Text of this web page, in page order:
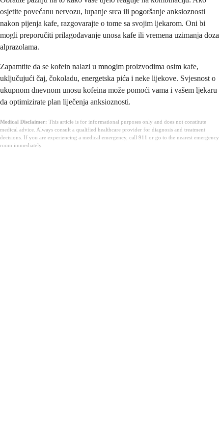
osjetite povećanu nervozu, lupanje srca ili pogoršanje anksioznosti
nakon pijenja kafe, razgovarajte o tome sa svojim ljekarom. Oni bi
mogli preporučiti prilagođavanje unosa kafe ili vremena uzimanja doza
alprazolama.
Zapamtite da se kofein nalazi u mnogim proizvodima osim kafe,
uključujući čaj, čokoladu, energetska pića i neke lijekove. Svjesnost o
ukupnom dnevnom unosu kofeina može pomoći vama i vašem ljekaru
da optimizirate plan liječenja anksioznosti.
Medical Disclaimer: This article is for informational purposes only and does not constitute
medical advice. Always consult a qualified healthcare provider for diagnosis and treatment
decisions. If you are experiencing a medical emergency, call 911 or go to the nearest emergency
room immediately.